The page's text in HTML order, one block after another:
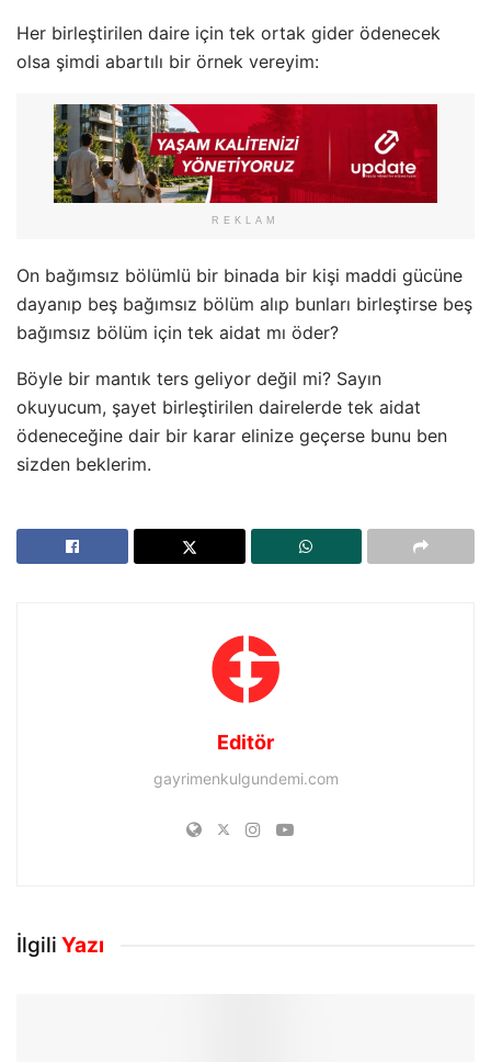
Her birleştirilen daire için tek ortak gider ödenecek
olsa şimdi abartılı bir örnek vereyim:
REKLAM
On bağımsız bölümlü bir binada bir kişi maddi gücüne
dayanıp beş bağımsız bölüm alıp bunları birleştirse beş
bağımsız bölüm için tek aidat mı öder?
Böyle bir mantık ters geliyor değil mi? Sayın
okuyucum, şayet birleştirilen dairelerde tek aidat
ödeneceğine dair bir karar elinize geçerse bunu ben
sizden beklerim.
Editör
gayrimenkulgundemi.com
İlgili Yazı